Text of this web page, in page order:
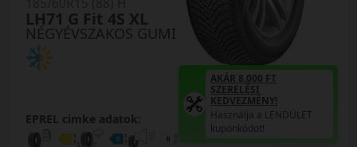
NÉGYÉVSZAKOS GUMI
LH71 G Fit 4S XL
EPREL cimke adatok:
AKÁR 8.000 FT
SZERELÉSI
KEDVEZMÉNY!
Használja a LENDÜLET
kuponkódot!